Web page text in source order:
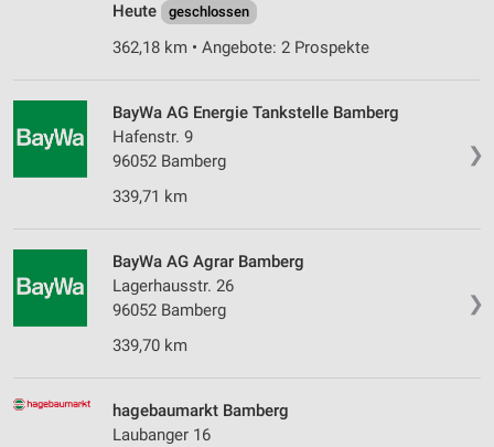
Heute
geschlossen
362,18 km • Angebote: 2 Prospekte
❯
BayWa AG Energie Tankstelle Bamberg
Hafenstr. 9
96052 Bamberg
339,71 km
❯
BayWa AG Agrar Bamberg
Lagerhausstr. 26
96052 Bamberg
339,70 km
hagebaumarkt Bamberg
Laubanger 16